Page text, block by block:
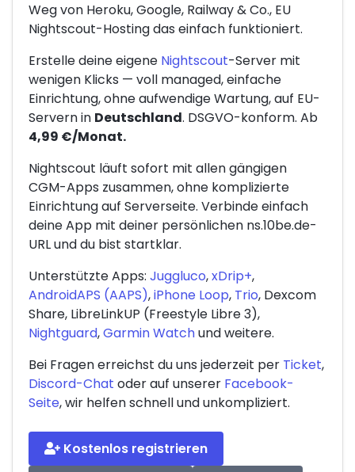
Weg von Heroku, Google, Railway & Co., EU
Nightscout-Hosting das einfach funktioniert.
Erstelle deine eigene Nightscout-Server mit
wenigen Klicks — voll managed, einfache
Einrichtung, ohne aufwendige Wartung, auf EU-
Servern in Deutschland. DSGVO-konform. Ab
4,99 €/Monat.
Nightscout läuft sofort mit allen gängigen
CGM-Apps zusammen, ohne komplizierte
Einrichtung auf Serverseite. Verbinde einfach
deine App mit deiner persönlichen ns.10be.de-
URL und du bist startklar.
Unterstützte Apps: Juggluco,xDrip+,
AndroidAPS (AAPS),iPhone Loop, Trio, Dexcom
Share, LibreLinkUP (Freestyle Libre 3),
Nightguard,Garmin Watchund weitere.
Bei Fragen erreichst du uns jederzeit per Ticket,
Discord-Chat oder auf unserer Facebook-
Seite, wir helfen schnell und unkompliziert.
Kostenlos registrieren